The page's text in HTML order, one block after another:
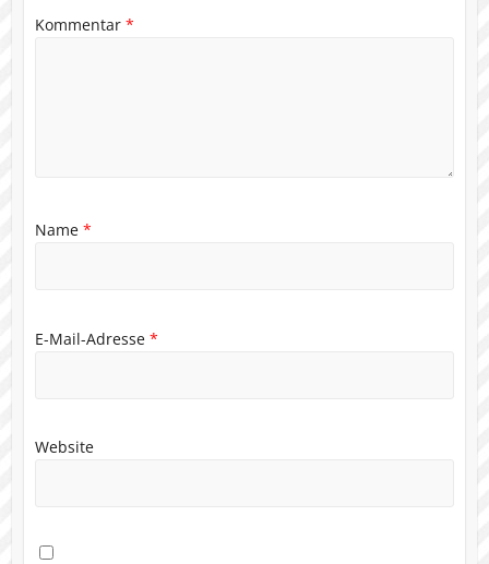
Kommentar *
Name *
E-Mail-Adresse *
Website